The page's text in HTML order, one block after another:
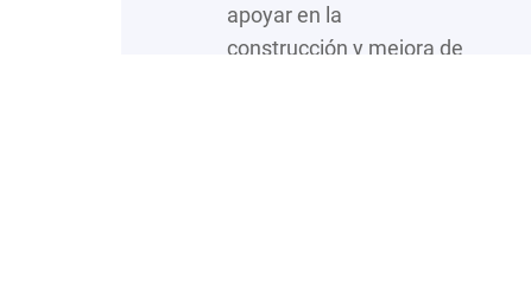
apoyar en la
construcción y mejora de